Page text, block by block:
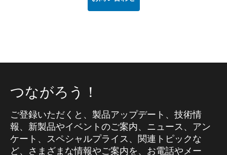
つながろう！
ご登録いただくと、製品アップデート、技術情
報、新製品やイベントのご案内、ニュース、アン
ケート、スペシャルプライス、関連トピックな
ど、さまざまな情報やご案内を、お電話やメー